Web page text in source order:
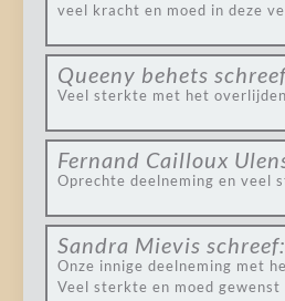
veel kracht en moed in deze
Queeny behets
Veel sterkte met het
Fernand Cailloux
Oprechte deelneming en veel
Sandra Mievis schreef:
Onze innige deelneming met
Veel sterkte en moed